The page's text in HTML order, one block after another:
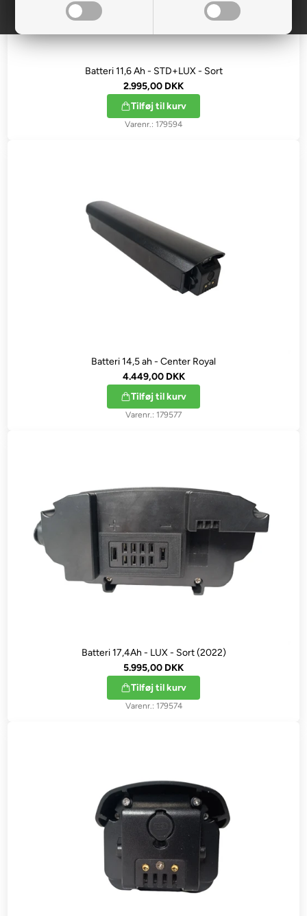
Batteri 11,6 Ah - STD+LUX - Sort
2.995,00 DKK
Tilføj til kurv
179594
Batteri 14,5 ah - Center Royal
4.449,00 DKK
Tilføj til kurv
179577
Batteri 17,4Ah - LUX - Sort (2022)
5.995,00 DKK
Tilføj til kurv
179574